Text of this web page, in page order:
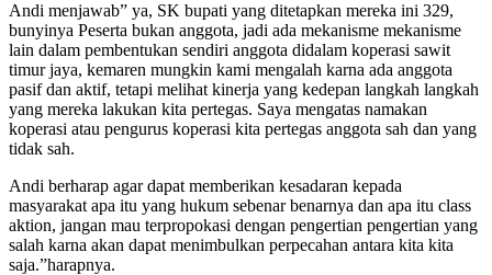
Andi menjawab” ya, SK bupati yang ditetapkan mereka ini 329,
bunyinya Peserta bukan anggota, jadi ada mekanisme mekanisme
lain dalam pembentukan sendiri anggota didalam koperasi sawit
timur jaya, kemaren mungkin kami mengalah karna ada anggota
pasif dan aktif, tetapi melihat kinerja yang kedepan langkah langkah
yang mereka lakukan kita pertegas. Saya mengatas namakan
koperasi atau pengurus koperasi kita pertegas anggota sah dan yang
tidak sah.
Andi berharap agar dapat memberikan kesadaran kepada
masyarakat apa itu yang hukum sebenar benarnya dan apa itu class
aktion, jangan mau terpropokasi dengan pengertian pengertian yang
salah karna akan dapat menimbulkan perpecahan antara kita kita
saja.”harapnya.